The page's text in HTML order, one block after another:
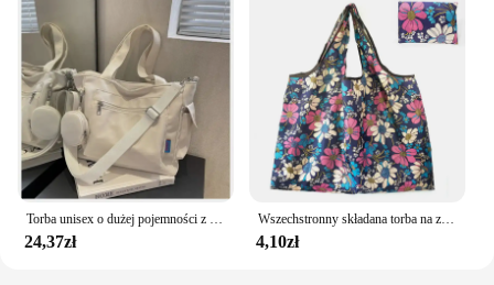
24,37zł
Wszechstronny składana torba na zakupy, podróżna kosmetyczka o dużej pojemności, torba na zakupy wielokrotnego użytku w modzie
4,10zł